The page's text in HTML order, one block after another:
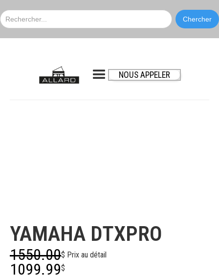
NOUS APPELER
YAMAHA DTXPRO
1550.00$ Prix au détail
1099.99$